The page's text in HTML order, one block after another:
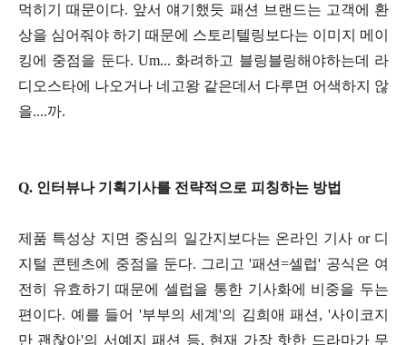
먹히기 때문이다. 앞서 얘기했듯 패션 브랜드는 고객에 환
상을 심어줘야 하기 때문에 스토리텔링보다는 이미지 메이
킹에 중점을 둔다. Um... 화려하고 블링블링해야하는데 라
디오스타에 나오거나 네고왕 같은데서 다루면 어색하지 않
을....까.
Q. 인터뷰나 기획기사를 전략적으로 피칭하는 방법
제품 특성상 지면 중심의 일간지보다는 온라인 기사 or 디
지털 콘텐츠에 중점을 둔다. 그리고 '패션=셀럽' 공식은 여
전히 유효하기 때문에 셀럽을 통한 기사화에 비중을 두는
편이다. 예를 들어 '부부의 세계'의 김희애 패션, '사이코지
만 괜찮아'의 서예지 패션 등, 현재 가장 핫한 드라마가 무